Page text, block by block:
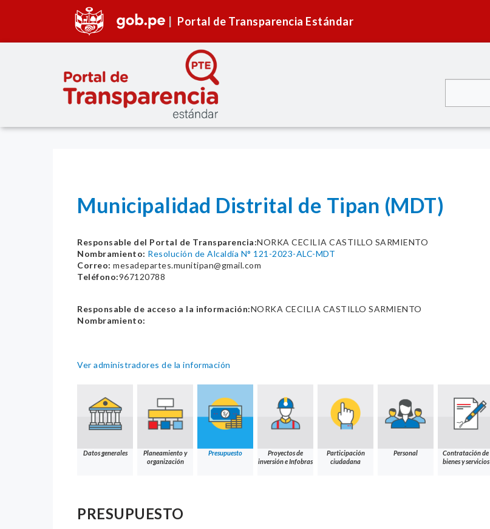
Portal de Transparencia Estándar
Municipalidad Distrital de Tipan (MDT)
Responsable del Portal de Transparencia:NORKA CECILIA CASTILLO SARMIENTO
Nombramiento: Resolución de Alcaldía N° 121-2023-ALC-MDT
Correo: mesadepartes.munitipan@gmail.com
Teléfono:967120788
Responsable de acceso a la información:NORKA CECILIA CASTILLO SARMIENTO
Nombramiento:
Ver administradores de la información
Datos generales
Planeamiento y
organización
Presupuesto
Proyectos de
inversión e Infobras
Participación
ciudadana
Personal
Contratación de
bienes y servicios
PRESUPUESTO